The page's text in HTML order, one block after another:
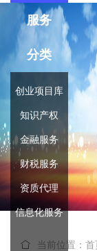
服务
分类
创业项目库
知识产权
金融服务
财税服务
资质代理
信息化服务
当前位置：首